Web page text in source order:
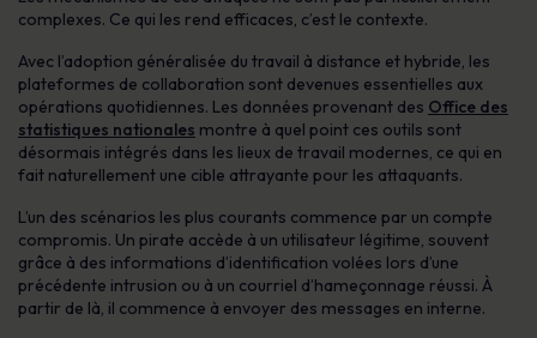
complexes. Ce qui les rend efficaces, c’est le contexte.
Avec l’adoption généralisée du travail à distance et hybride, les
plateformes de collaboration sont devenues essentielles aux
opérations quotidiennes. Les données provenant des Office des
statistiques nationales montre à quel point ces outils sont
désormais intégrés dans les lieux de travail modernes, ce qui en
fait naturellement une cible attrayante pour les attaquants.
L’un des scénarios les plus courants commence par un compte
compromis. Un pirate accède à un utilisateur légitime, souvent
grâce à des informations d’identification volées lors d’une
précédente intrusion ou à un courriel d’hameçonnage réussi. À
partir de là, il commence à envoyer des messages en interne.